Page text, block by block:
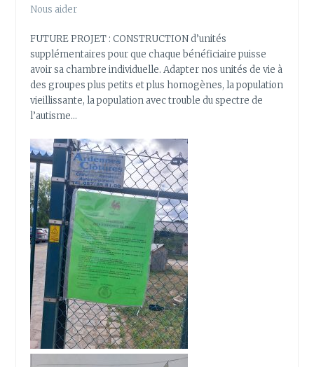
Nous aider
FUTURE PROJET : CONSTRUCTION d’unités
supplémentaires pour que chaque bénéficiaire puisse
avoir sa chambre individuelle. Adapter nos unités de vie à
des groupes plus petits et plus homogènes, la population
vieillissante, la population avec trouble du spectre de
l’autisme…